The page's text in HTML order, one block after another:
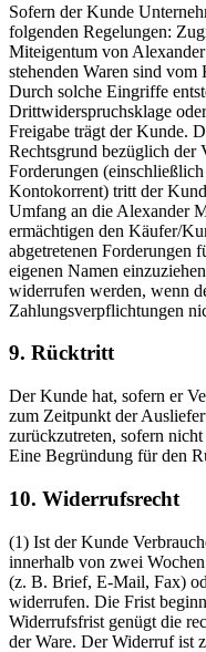
Sofern der Kunde
folgenden Regelungen:
Miteigentum von
stehenden Waren sind
Durch solche Eingriffe
Drittwiderspruchsklage
Freigabe trägt der Kunde.
Rechtsgrund bezüglich der
Forderungen
Kontokorrent) tritt der
Umfang an die Alexander
ermächtigen den Käufer/
abgetretenen Forderungen
eigenen Namen
widerrufen werden, wenn
Zahlungsverpflichtungen
9. Rücktritt
Der Kunde hat, sofern er
zum Zeitpunkt der
zurückzutreten, sofern
Eine Begründung für den
10. Widerrufsrecht
(1) Ist der Kunde
innerhalb von zwei
(z. B. Brief, E-Mail, Fax)
widerrufen. Die Frist
Widerrufsfrist genügt die
der Ware. Der Widerruf ist